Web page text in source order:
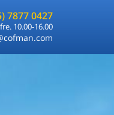
7877 0427
10.00-16.00